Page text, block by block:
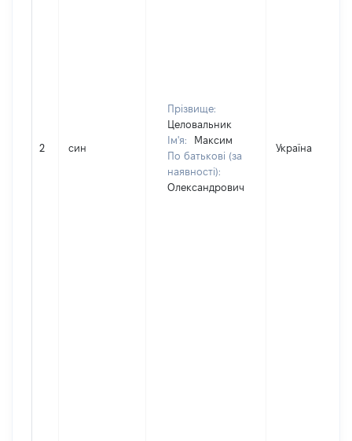
2 син
Прізвище:
Целовальник
Ім'я:
Максим
По батькові (за
наявності):
Олександрович
Україна